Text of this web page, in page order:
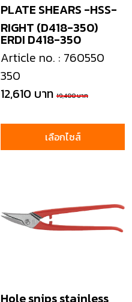
ERDI D418-350
PLATE SHEARS -HSS-
RIGHT (D418-350)
Article no. : 760550
350
12,610 บาท 19,400 บาท
เลือกไซส์
Hole snips stainless